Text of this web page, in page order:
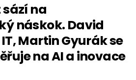
na
náskok. David
Martin Gyurák se
na AI a inovace